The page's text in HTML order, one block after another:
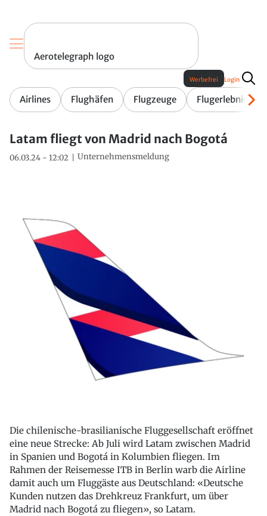
Aerotelegraph logo
Airlines Flughäfen Flugzeuge Flugerlebnis
Werbefrei Login
Latam fliegt von Madrid nach Bogotá
06.03.24 - 12:02 Unternehmensmeldung
Die chilenische-brasilianische Fluggesellschaft eröffnet
eine neue Strecke: Ab Juli wird Latam zwischen Madrid
in Spanien und Bogotá in Kolumbien fliegen. Im
Rahmen der Reisemesse ITB in Berlin warb die Airline
damit auch um Fluggäste aus Deutschland: «Deutsche
Kunden nutzen das Drehkreuz Frankfurt, um über
Madrid nach Bogotá zu fliegen», so Latam.